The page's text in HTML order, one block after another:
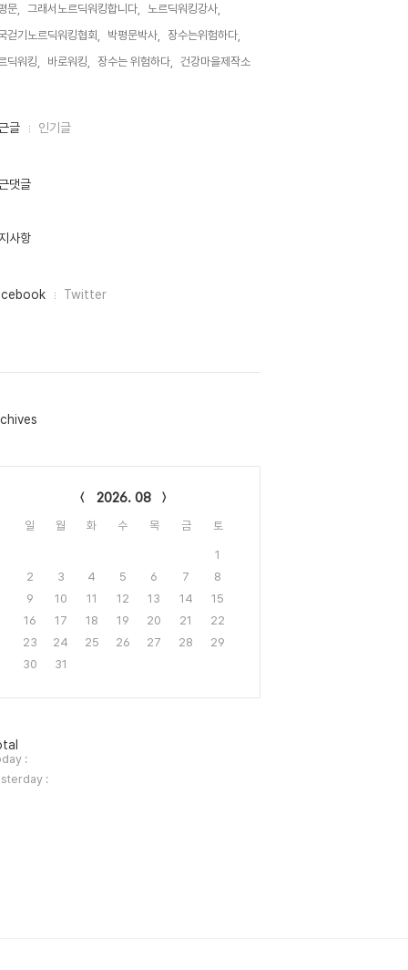
문, 그래서노르딕워킹합니다,
노르딕워킹강사,
걷기노르딕워킹협회,
박평문박사,
장수는위험하다,
딕워킹,
바로워킹, 장수는 위험하다, 건강마을제작소,
글 인기글
댓글
사항
Twitter
2026. 08
일 월 화 수 목 금 토
1
2
3 4 5 6 7
8
9
10 11 12 13 14
15
16
17 18 19 20 21
22
23
24 25 26 27 28
29
30
31
:
: